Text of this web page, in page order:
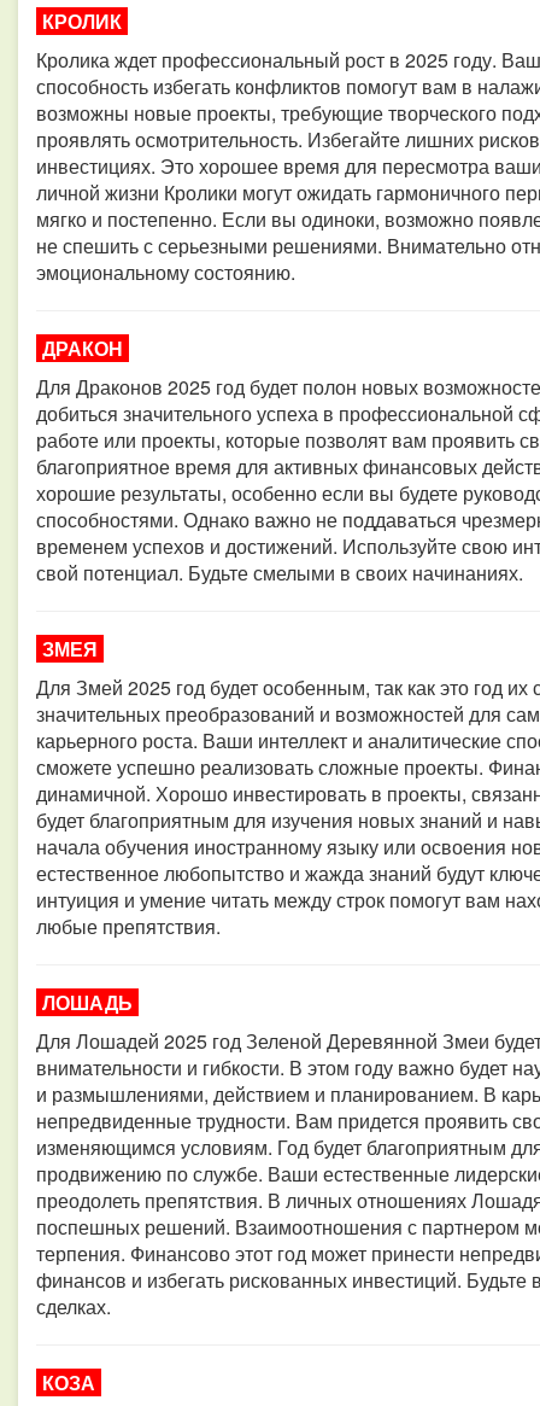
КРОЛИК
Кролика ждет профессиональный рост в 2025 году.
способность избегать конфликтов помогут вам в
возможны новые проекты, требующие творческого
проявлять осмотрительность. Избегайте лишних
инвестициях. Это хорошее время для пересмотра
личной жизни Кролики могут ожидать гармоничного
мягко и постепенно. Если вы одиноки, возможно
не спешить с серьезными решениями. Внимательно
эмоциональному состоянию.
ДРАКОН
Для Драконов 2025 год будет полон новых
добиться значительного успеха в
работе или проекты, которые позволят вам проявить
благоприятное время для активных финансовых
хорошие результаты, особенно если вы будете
способностями. Однако важно не поддаваться
временем успехов и достижений. Используйте свою
свой потенциал. Будьте смелыми в своих начинаниях.
ЗМЕЯ
Для Змей 2025 год будет особенным, так как это год их
значительных преобразований и возможностей для
карьерного роста. Ваши интеллект и аналитические
сможете успешно реализовать сложные проекты.
динамичной. Хорошо инвестировать в проекты,
будет благоприятным для изучения новых знаний и
начала обучения иностранному языку или освоения
естественное любопытство и жажда знаний будут
интуиция и умение читать между строк помогут вам
любые препятствия.
ЛОШАДЬ
Для Лошадей 2025 год Зеленой Деревянной Змеи
внимательности и гибкости. В этом году важно будет
и размышлениями, действием и планированием. В
непредвиденные трудности. Вам придется проявить
изменяющимся условиям. Год будет благоприятным
продвижению по службе. Ваши естественные
преодолеть препятствия. В личных отношениях
поспешных решений. Взаимоотношения с партнером
терпения. Финансово этот год может принести
финансов и избегать рискованных инвестиций.
сделках.
КОЗА